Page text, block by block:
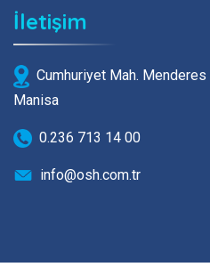
İletişim
Cumhuriyet Mah.
Manisa
0.236 713 14 00
info@osh.com.tr